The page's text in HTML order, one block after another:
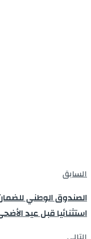
السابق
الصندوق الوطني
استثنائيا قبل عيد